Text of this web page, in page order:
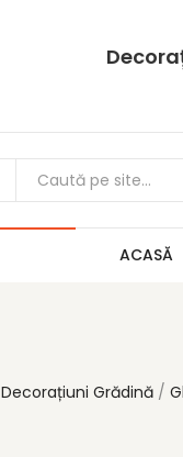
ACASĂ
Decorațiuni Grădină